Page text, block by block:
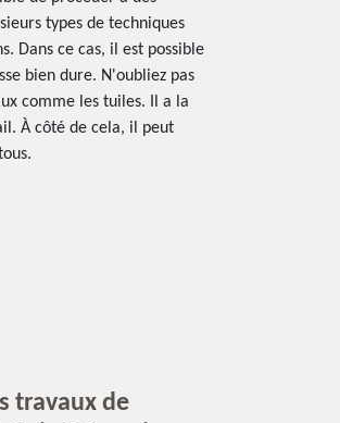
types de techniques
Dans ce cas, il est possible
bien dure. N'oubliez pas
comme les tuiles. Il a la
À côté de cela, il peut
travaux de